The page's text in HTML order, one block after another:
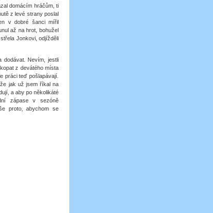
domácím hráčům, ti
z levé strany poslal
v dobré šanci mířil
až na hrot, bohužel
Jonkovi, odjížděli
dodávat. Nevím, jestli
z devátého místa
práci teď pošlapávají.
jak už jsem říkal na
a aby po několikáté
zápase v sezóně
proto, abychom se